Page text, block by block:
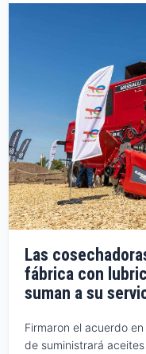
Las
fábrica con
suman a su
Firmaron el acuerdo
de suministrará